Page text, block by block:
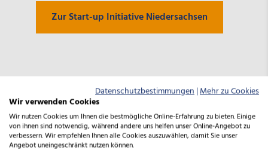
Zur Start-up Initiative Niedersachsen
Datenschutzbestimmungen|Mehr zu Cookies
Wir verwenden Cookies
Wir nutzen Cookies um Ihnen die bestmögliche Online-Erfahrung zu bieten. Einige
von ihnen sind notwendig, während andere uns helfen unser Online-Angebot zu
verbessern. Wir empfehlen Ihnen alle Cookies auszuwählen, damit Sie unser
Angebot uneingeschränkt nutzen können.